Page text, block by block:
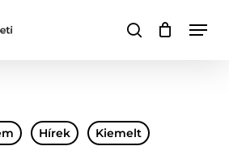
keresésKosár
Hírek Kiemelt